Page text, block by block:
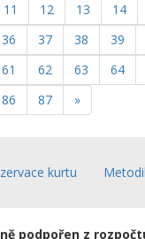
11 12 13 14
36 37 38 39
61 62 63 64
86 87 »
kurtu
podpořen z